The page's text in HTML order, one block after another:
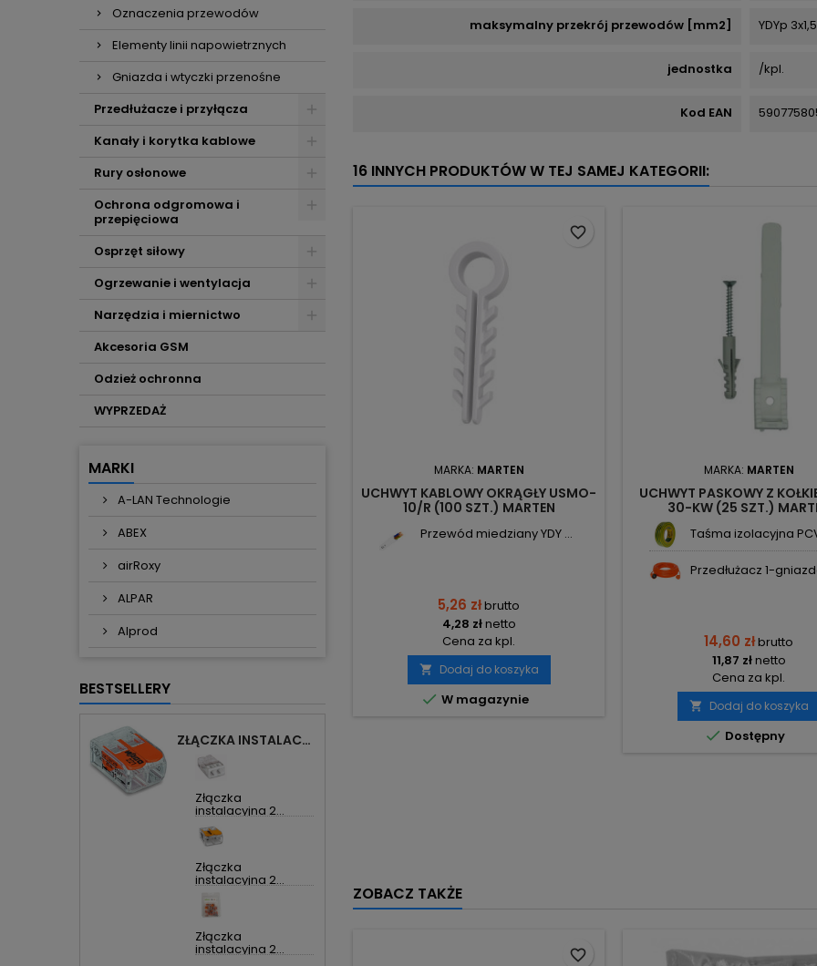
Oznaczenia przewodów
Elementy linii napowietrznych
Gniazda i wtyczki przenośne
Przedłużacze i przyłącza
Kanały i korytka kablowe
Rury osłonowe
Ochrona odgromowa i
przepięciowa
Osprzęt siłowy
Ogrzewanie i wentylacja
Narzędzia i miernictwo
Akcesoria GSM
Odzież ochronna
WYPRZEDAŻ
MARKI
A-LAN Technologie
ABEX
airRoxy
ALPAR
Alprod
BESTSELLERY
ZŁĄCZKA INSTALACYJNA 2X UNIWERSALNA COMPACT 221-412 WAGO
Złączka
instalacyjna 2...
Złączka
instalacyjna 2...
Złączka
instalacyjna 2...
maksymalny przekrój przewodów [mm2] YDYp
jednostka /kpl.
Kod EAN
16 INNYCH PRODUKTÓW W TEJ SAMEJ KATEGORII:
MARKA: MARTEN
UCHWYT KABLOWY OKRĄGŁY USMO-
10/R (100 SZT.) MARTEN
Przewód miedziany YDY ...
5,26 złbrutto
4,28 złnetto
Cena za kpl.
 Dodaj do koszyka
 W magazynie
favorite_border
MARKA: MARTEN
UCHWYT PASKOWY Z
30-KW (25 SZT.)
Taśma izolacyjna
Przedłużacz 1-
14,60 złbrutto
11,87 złnetto
Cena za kpl.
 Dodaj do koszyka
 Dostępny
ZOBACZ TAKŻE
favorite_border